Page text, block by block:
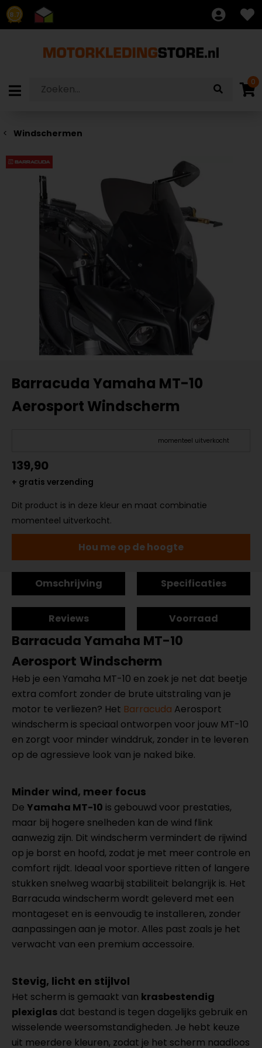
8.7
0
Windschermen
Barracuda Yamaha MT-10
Aerosport Windscherm
momenteel uitverkocht
139,90
+ gratis verzending
Dit product is in deze kleur en maat combinatie
momenteel uitverkocht.
Hou me op de hoogte
Omschrijving Specificaties
Reviews Voorraad
Barracuda Yamaha MT-10
Aerosport Windscherm
Heb je een Yamaha MT-10 en zoek je net dat beetje
extra comfort zonder de brute uitstraling van je
motor te verliezen? Het Barracuda Aerosport
windscherm is speciaal ontworpen voor jouw MT-10
en zorgt voor minder winddruk, zonder in te leveren
op de agressieve look van je naked bike.
Minder wind, meer focus
De Yamaha MT-10 is gebouwd voor prestaties,
maar bij hogere snelheden kan de wind flink
aanwezig zijn. Dit windscherm vermindert de rijwind
op je borst en hoofd, zodat je met meer controle en
comfort rijdt. Ideaal voor sportieve ritten of langere
stukken snelweg waarbij stabiliteit belangrijk is. Het
Barracuda windscherm wordt geleverd met een
montageset en is eenvoudig te installeren, zonder
aanpassingen aan je motor. Alles past zoals je het
verwacht van een premium accessoire.
Stevig, licht en stijlvol
Het scherm is gemaakt van krasbestendig
plexiglas dat bestand is tegen dagelijks gebruik en
wisselende weersomstandigheden. Je hebt keuze
uit meerdere kleuren, zodat je het scherm naadloos